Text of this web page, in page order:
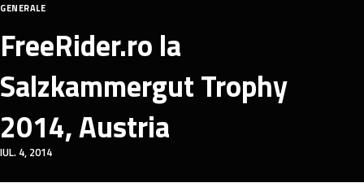
GENERALE
FreeRider.ro la
Salzkammergut Trophy
2014, Austria
IUL. 4, 2014